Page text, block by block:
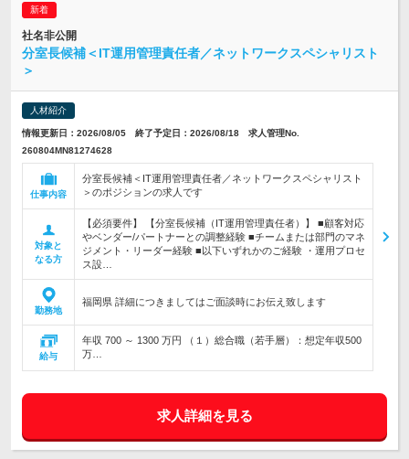
社名非公開
分室長候補＜IT運用管理責任者／ネットワークスペシャリスト
＞
人材紹介
情報更新日：2026/08/05 終了予定日：2026/08/18 求人管理No.
260804MN81274628
仕事内容
分室長候補＜IT運用管理責任者／ネットワークスペシャリスト
＞のポジションの求人です
対象と
なる方
【必須要件】 【分室長候補（IT運用管理責任者）】 ■顧客対応
やベンダー/パートナーとの調整経験 ■チームまたは部門のマネ
ジメント・リーダー経験 ■以下いずれかのご経験 ・運用プロセ
ス設…
勤務地
福岡県 詳細につきましてはご面談時にお伝え致します
給与
年収 700 ～ 1300 万円 （１）総合職（若手層）：想定年収500
万…
求人詳細を見る